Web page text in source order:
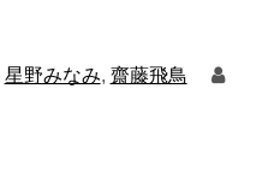
星野みなみ, 齋藤飛鳥